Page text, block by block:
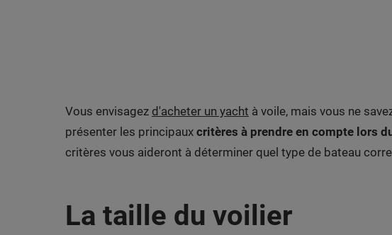
Vous envisagez d'acheter un yacht à voile, mais vous ne
présenter les principaux critères à prendre en compte lors
critères vous aideront à déterminer quel type de bateau
La taille du voilier